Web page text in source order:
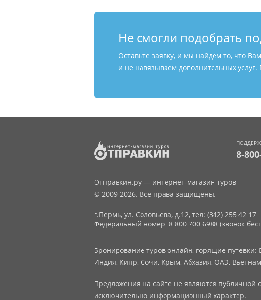
Не смогли подобрать
Оставьте заявку, и мы найдем то, что
и не навязываем дополнительных
8-
Отправкин.ру — интернет-магазин туров.
© 2009-2026. Все права защищены.
г.Пермь, ул. Соловьева, д.12, тел: (342) 255 42 17
Федеральный номер: 8 800 700 6988 (звонок
Бронирование туров онлайн, горящие путевки:
Индия, Кипр, Сочи, Крым, Абхазия, ОАЭ,
Предложения на сайте не являются публичной
исключительно информационный характер.